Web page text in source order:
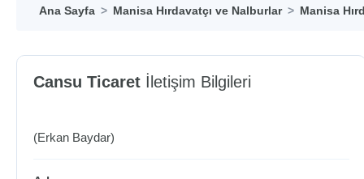
Ana Sayfa Manisa Hırdavatçı ve Nalburlar Manisa
Cansu Ticaret İletişim Bilgileri
(Erkan Baydar)